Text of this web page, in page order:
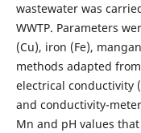
wastewater was
WWTP. Parameters
(Cu), iron (Fe),
methods adapted
electrical conductivity
and conductivity-
Mn and pH values